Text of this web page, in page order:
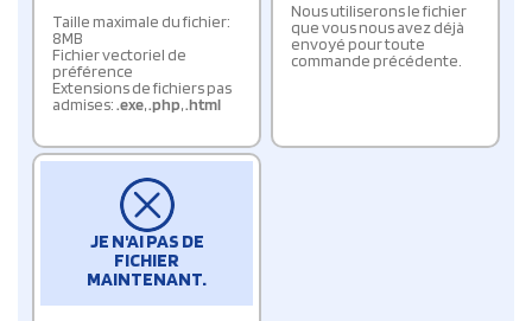
Taille maximale du fichier:
8MB
Fichier vectoriel de
préférence
Extensions de fichiers pas
admises:.exe,.php,.html
Nous utiliserons le fichier
que vous nous avez déjà
envoyé pour toute
commande précédente.
JE N'AI PAS DE
FICHIER
MAINTENANT.